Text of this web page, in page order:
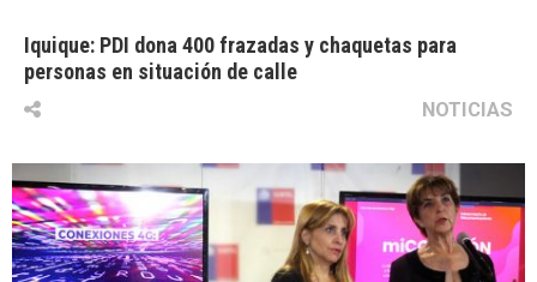
Iquique: PDI dona 400 frazadas y chaquetas para
personas en situación de calle
NOTICIAS